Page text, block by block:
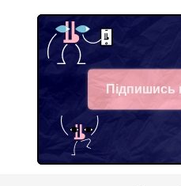
Підпишись
Facebook